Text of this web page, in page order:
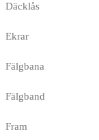
Däcklås
Ekrar
Fälgbana
Fälgband
Fram